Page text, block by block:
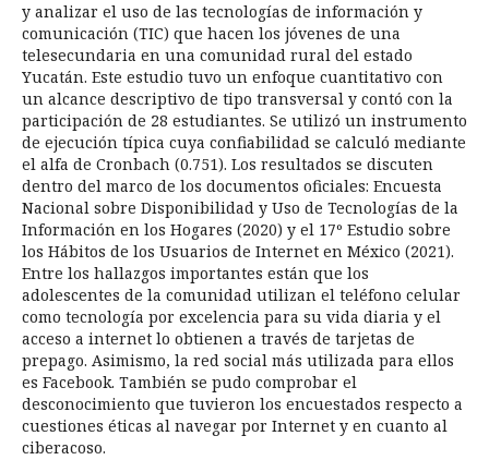
y analizar el uso de las tecnologías de información y
comunicación (TIC) que hacen los jóvenes de una
telesecundaria en una comunidad rural del estado
Yucatán. Este estudio tuvo un enfoque cuantitativo con
un alcance descriptivo de tipo transversal y contó con la
participación de 28 estudiantes. Se utilizó un instrumento
de ejecución típica cuya confiabilidad se calculó mediante
el alfa de Cronbach (0.751). Los resultados se discuten
dentro del marco de los documentos oficiales: Encuesta
Nacional sobre Disponibilidad y Uso de Tecnologías de la
Información en los Hogares (2020) y el 17º Estudio sobre
los Hábitos de los Usuarios de Internet en México (2021).
Entre los hallazgos importantes están que los
adolescentes de la comunidad utilizan el teléfono celular
como tecnología por excelencia para su vida diaria y el
acceso a internet lo obtienen a través de tarjetas de
prepago. Asimismo, la red social más utilizada para ellos
es Facebook. También se pudo comprobar el
desconocimiento que tuvieron los encuestados respecto a
cuestiones éticas al navegar por Internet y en cuanto al
ciberacoso.